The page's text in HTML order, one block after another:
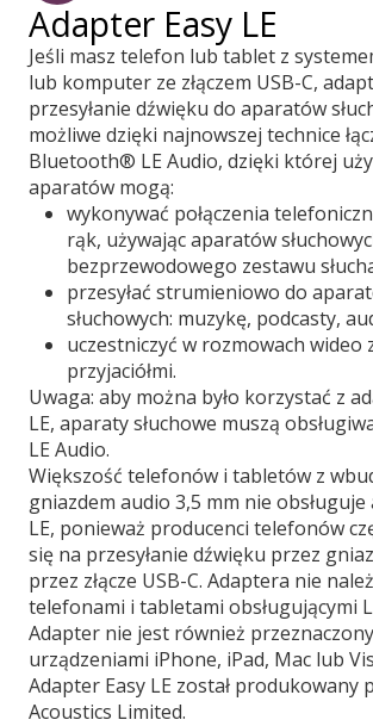
Adapter Easy LE
Jeśli masz telefon lub tablet z
lub komputer ze złączem USB-C,
przesyłanie dźwięku do aparatów
możliwe dzięki najnowszej technice
Bluetooth® LE Audio, dzięki której
aparatów mogą:
wykonywać połączenia
rąk, używając aparatów
bezprzewodowego zestawu
przesyłać strumieniowo do
słuchowych: muzykę, podcasty,
uczestniczyć w rozmowach wideo
przyjaciółmi.
Uwaga: aby można było korzystać z
LE, aparaty słuchowe muszą
LE Audio.
Większość telefonów i tabletów z
gniazdem audio 3,5 mm nie obsługuje
LE, ponieważ producenci telefonów
się na przesyłanie dźwięku przez
przez złącze USB-C. Adaptera nie
telefonami i tabletami obsługującymi
Adapter nie jest również
urządzeniami iPhone, iPad, Mac lub
Adapter Easy LE został produkowany
Acoustics Limited.